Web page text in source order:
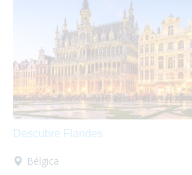
podrás viajar en cualquier época del
arrepentirás!
Descubre Flandes
Bélgica